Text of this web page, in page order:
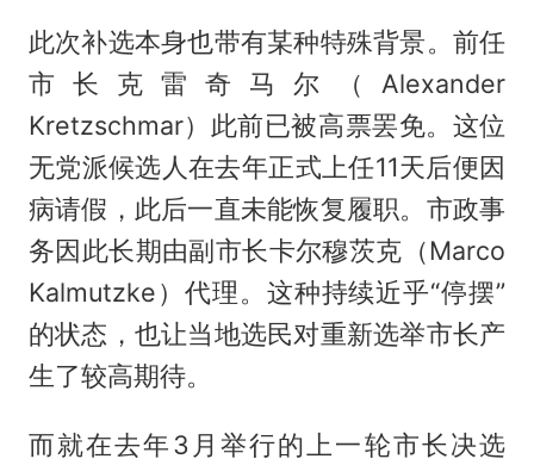
此次补选本身也带有某种特殊背景。前任
市长克雷奇马尔（Alexander
Kretzschmar）此前已被高票罢免。这位
无党派候选人在去年正式上任11天后便因
病请假，此后一直未能恢复履职。市政事
务因此长期由副市长卡尔穆茨克（Marco
Kalmutzke）代理。这种持续近乎“停摆”
的状态，也让当地选民对重新选举市长产
生了较高期待。
而就在去年3月举行的上一轮市长决选